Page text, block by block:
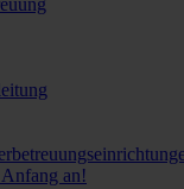
an!